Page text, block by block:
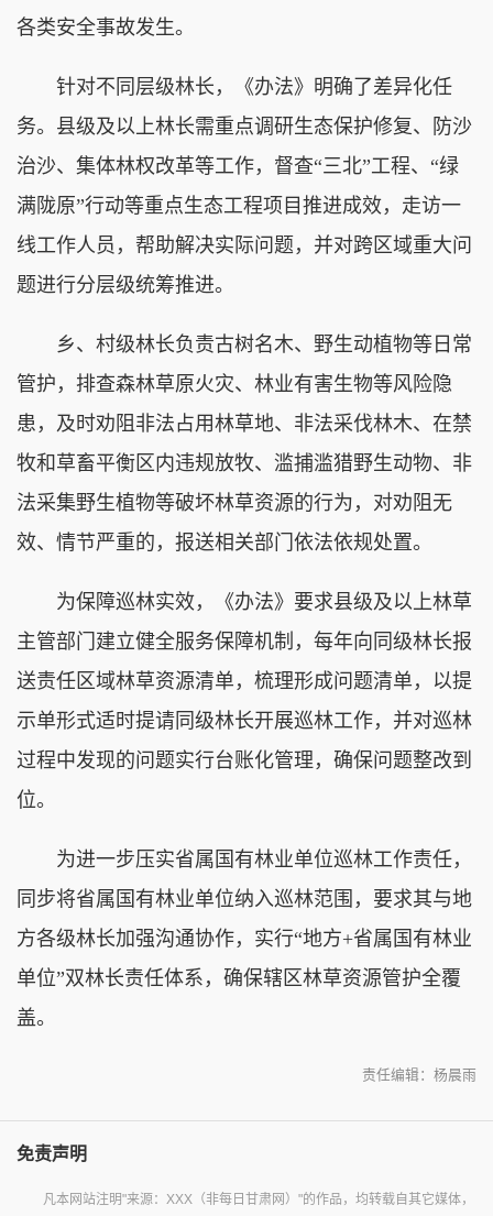
各类安全事故发生。
针对不同层级林长，《办法》明确了差异化任
务。县级及以上林长需重点调研生态保护修复、防沙
治沙、集体林权改革等工作，督查“三北”工程、“绿
满陇原”行动等重点生态工程项目推进成效，走访一
线工作人员，帮助解决实际问题，并对跨区域重大问
题进行分层级统筹推进。
乡、村级林长负责古树名木、野生动植物等日常
管护，排查森林草原火灾、林业有害生物等风险隐
患，及时劝阻非法占用林草地、非法采伐林木、在禁
牧和草畜平衡区内违规放牧、滥捕滥猎野生动物、非
法采集野生植物等破坏林草资源的行为，对劝阻无
效、情节严重的，报送相关部门依法依规处置。
为保障巡林实效，《办法》要求县级及以上林草
主管部门建立健全服务保障机制，每年向同级林长报
送责任区域林草资源清单，梳理形成问题清单，以提
示单形式适时提请同级林长开展巡林工作，并对巡林
过程中发现的问题实行台账化管理，确保问题整改到
位。
为进一步压实省属国有林业单位巡林工作责任，
同步将省属国有林业单位纳入巡林范围，要求其与地
方各级林长加强沟通协作，实行“地方+省属国有林业
单位”双林长责任体系，确保辖区林草资源管护全覆
盖。
责任编辑：杨晨雨
免责声明
凡本网站注明"来源：XXX（非每日甘肃网）"的作品，均转载自其它媒体，